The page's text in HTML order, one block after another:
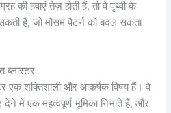
की हवाएं तेज़ होती हैं, तो वे पृथ्वी के
हैं, जो मौसम पैटर्न को बदल सकता
ब्लास्टर
एक शक्तिशाली और आकर्षक विषय हैं। वे
में एक महत्वपूर्ण भूमिका निभाते हैं, और